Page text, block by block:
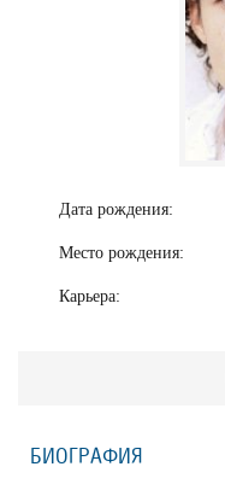
Дата рождения:
Место рождения:
Карьера:
БИОГРАФИЯ